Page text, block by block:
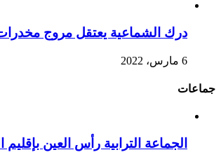
درك الشماعية يعتقل مروج
6 مارس، 2022
جماعات
الجماعة الترابية رأس العين